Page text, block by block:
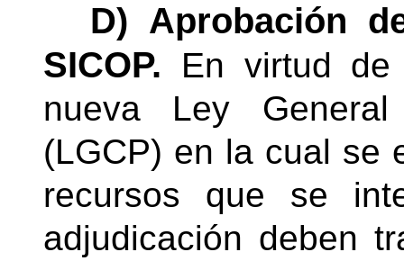
D) Aprobación
SICOP. En virtud
nueva Ley
(LGCP) en la cual se
recursos que se
adjudicación deben